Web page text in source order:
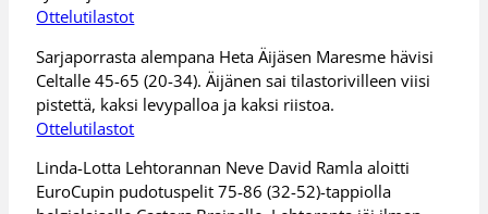
Ottelutilastot
Sarjaporrasta alempana Heta Äijäsen Maresme hävisi
Celtalle 45-65 (20-34). Äijänen sai tilastorivilleen viisi
pistettä, kaksi levypalloa ja kaksi riistoa.
Ottelutilastot
Linda-Lotta Lehtorannan Neve David Ramla aloitti
EuroCupin pudotuspelit 75-86 (32-52)-tappiolla